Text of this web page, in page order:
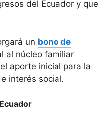
del Ecuador y que
un bono de
al núcleo familiar
aporte inicial para la
interés social.